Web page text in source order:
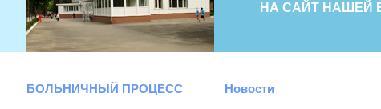
НА САЙТ НАШЕЙ
БОЛЬНИЧНЫЙ ПРОЦЕСС Новости